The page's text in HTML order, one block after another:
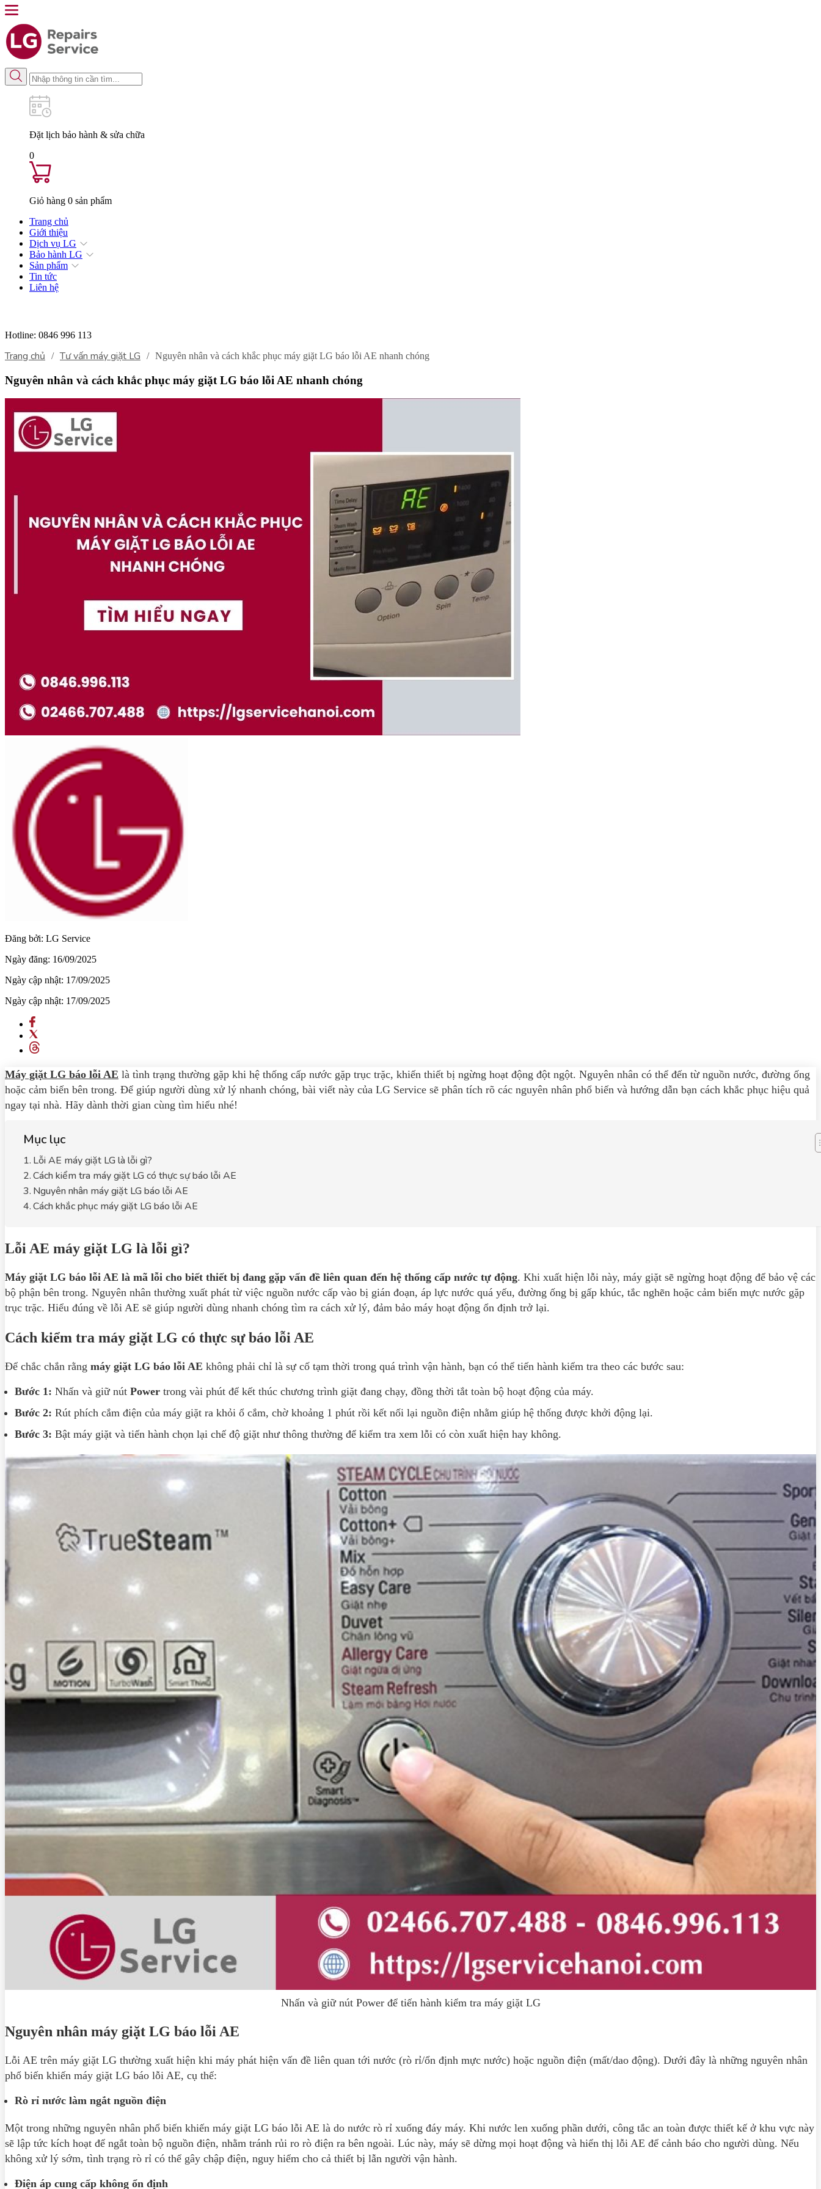
Đặt lịch bảo hành & sửa chữa
0
Giỏ hàng 0 sản phẩm
Trang chủ
Giới thiệu
Dịch vụ LG
Bảo hành LG
Sản phẩm
Tin tức
Liên hệ
Hotline: 0846 996 113
Trang chủ / Tư vấn máy giặt LG / Nguyên nhân và cách khắc phục máy giặt LG báo lỗi AE nhanh chóng
Nguyên nhân và cách khắc phục máy giặt LG báo lỗi AE nhanh chóng
Đăng bởi: LG Service
Ngày đăng: 16/09/2025
Ngày cập nhật: 17/09/2025
Ngày cập nhật: 17/09/2025
Máy giặt LG báo lỗi AE là tình trạng thường gặp khi hệ thống cấp nước gặp trục trặc, khiến thiết bị ngừng hoạt động đột ngột. Nguyên nhân có thể đến từ nguồn nước, đường ống
hoặc cảm biến bên trong. Để giúp người dùng xử lý nhanh chóng, bài viết này của LG Service sẽ phân tích rõ các nguyên nhân phổ biến và hướng dẫn bạn cách khắc phục hiệu quả
ngay tại nhà. Hãy dành thời gian cùng tìm hiểu nhé!
Mục lục
Lỗi AE máy giặt LG là lỗi gì?
Cách kiểm tra máy giặt LG có thực sự báo lỗi AE
Nguyên nhân máy giặt LG báo lỗi AE
Cách khắc phục máy giặt LG báo lỗi AE
Lỗi AE máy giặt LG là lỗi gì?
Máy giặt LG báo lỗi AE là mã lỗi cho biết thiết bị đang gặp vấn đề liên quan đến hệ thống cấp nước tự động. Khi xuất hiện lỗi này, máy giặt sẽ ngừng hoạt động để bảo vệ các
bộ phận bên trong. Nguyên nhân thường xuất phát từ việc nguồn nước cấp vào bị gián đoạn, áp lực nước quá yếu, đường ống bị gấp khúc, tắc nghẽn hoặc cảm biến mực nước gặp
trục trặc. Hiểu đúng về lỗi AE sẽ giúp người dùng nhanh chóng tìm ra cách xử lý, đảm bảo máy hoạt động ổn định trở lại.
Cách kiểm tra máy giặt LG có thực sự báo lỗi AE
Để chắc chắn rằng máy giặt LG báo lỗi AE không phải chỉ là sự cố tạm thời trong quá trình vận hành, bạn có thể tiến hành kiểm tra theo các bước sau:
Bước 1: Nhấn và giữ nút Power trong vài phút để kết thúc chương trình giặt đang chạy, đồng thời tắt toàn bộ hoạt động của máy.
Bước 2: Rút phích cắm điện của máy giặt ra khỏi ổ cắm, chờ khoảng 1 phút rồi kết nối lại nguồn điện nhằm giúp hệ thống được khởi động lại.
Bước 3: Bật máy giặt và tiến hành chọn lại chế độ giặt như thông thường để kiểm tra xem lỗi có còn xuất hiện hay không.
Nhấn và giữ nút Power để tiến hành kiểm tra máy giặt LG
Nguyên nhân máy giặt LG báo lỗi AE
Lỗi AE trên máy giặt LG thường xuất hiện khi máy phát hiện vấn đề liên quan tới nước (rò rỉ/ổn định mực nước) hoặc nguồn điện (mất/dao động). Dưới đây là những nguyên nhân
phổ biến khiến máy giặt LG báo lỗi AE, cụ thể:
Rò rỉ nước làm ngắt nguồn điện
Một trong những nguyên nhân phổ biến khiến máy giặt LG báo lỗi AE là do nước rò rỉ xuống đáy máy. Khi nước len xuống phần dưới, công tắc an toàn được thiết kế ở khu vực này
sẽ lập tức kích hoạt để ngắt toàn bộ nguồn điện, nhằm tránh rủi ro rò điện ra bên ngoài. Lúc này, máy sẽ dừng mọi hoạt động và hiển thị lỗi AE để cảnh báo cho người dùng. Nếu
không xử lý sớm, tình trạng rò rỉ có thể gây chập điện, nguy hiểm cho cả thiết bị lẫn người vận hành.
Điện áp cung cấp không ổn định